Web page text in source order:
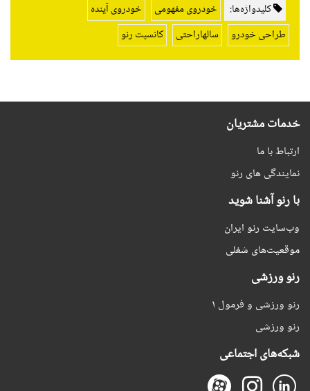
کلیدواژه‌ها: خودروی مفهومی
خودروی آینده
طراحی خودرو
سالهاراحتی کانسپت رنو
خدمات مشتریان
ارتباط با ما
نمایندگی های رنو
با رنو آشنا شوید
وب‌سایت رنو ایران
موقعیت‌های شغلی
رنو ورزشی
رنو ورزشی و فرمول ۱
رنو ورزشی
شبکه‌های اجتماعی